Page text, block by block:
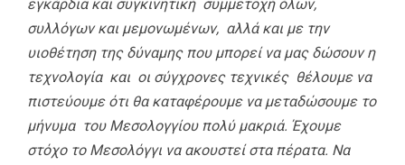
εγκάρδια και συγκινητική συμμετοχή όλων,
συλλόγων και μεμονωμένων, αλλά και με την
υιοθέτηση της δύναμης που μπορεί να μας δώσουν η
τεχνολογία και οι σύγχρονες τεχνικές θέλουμε να
πιστεύουμε ότι θα καταφέρουμε να μεταδώσουμε το
μήνυμα του Μεσολογγίου πολύ μακριά. Έχουμε
στόχο το Μεσολόγγι να ακουστεί στα πέρατα. Να